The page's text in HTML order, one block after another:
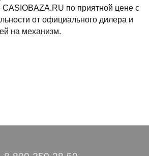
CASIOBAZA.RU по приятной цене с
от официального дилера и
на механизм.